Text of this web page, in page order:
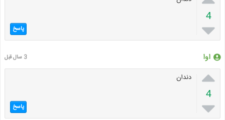
4
 پاسخ
اوا 3 سال قبل

4

دندان
پاسخ